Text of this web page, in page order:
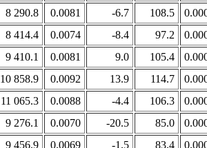
8 290.8 0.0081 -6.7 108.5
8 414.4 0.0074 -8.4 97.2
9 410.1 0.0081 9.0 105.4
10 858.9 0.0092 13.9 114.7
11 065.3 0.0088 -4.4 106.3
9 276.1 0.0070 -20.5 85.0
9 456.9 0.0069 -1.5 83.4